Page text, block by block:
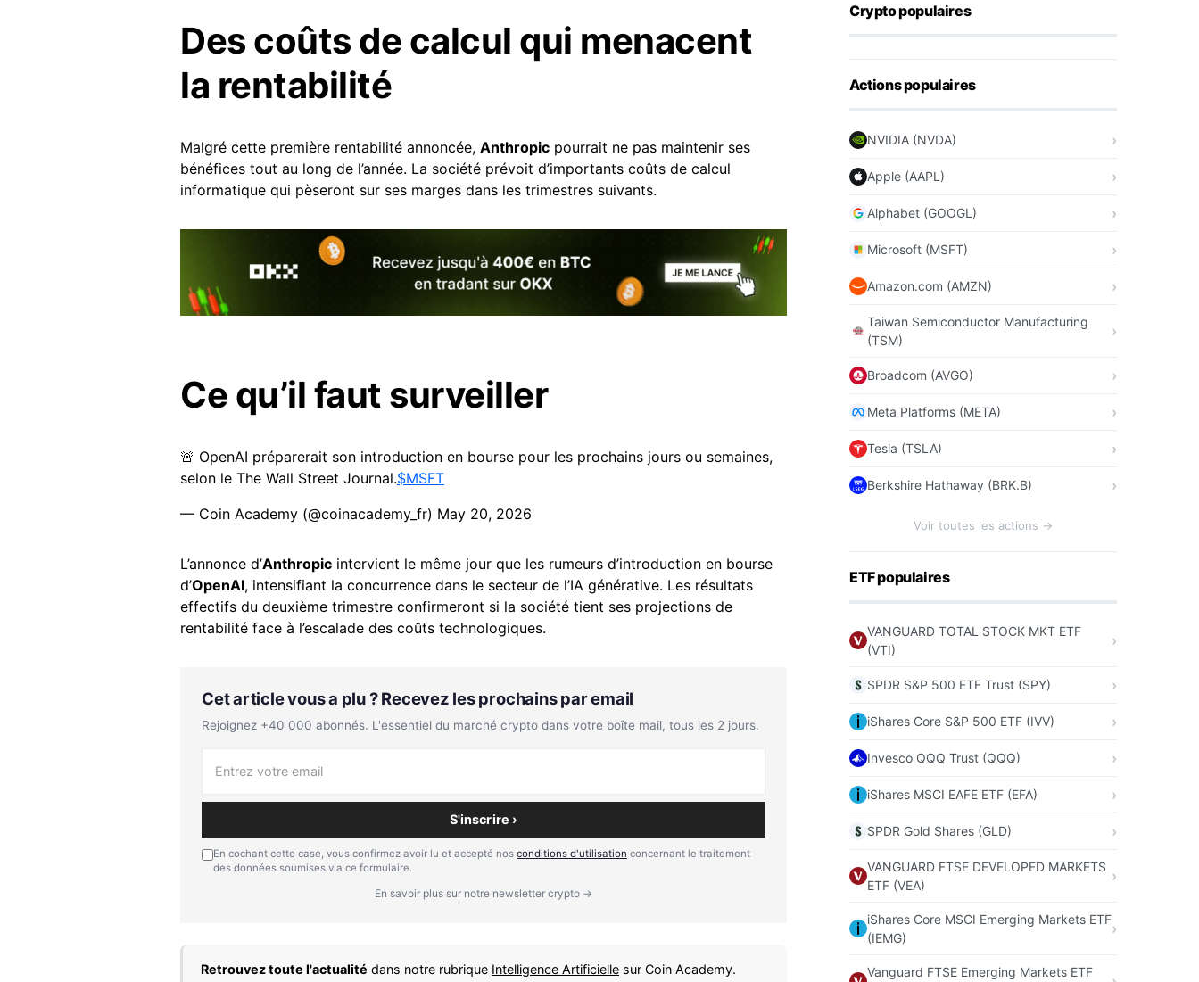
Des coûts de calcul qui menacent
la rentabilité
Malgré cette première rentabilité annoncée, Anthropic pourrait ne pas maintenir ses
bénéfices tout au long de l’année. La société prévoit d’importants coûts de calcul
informatique qui pèseront sur ses marges dans les trimestres suivants.
Ce qu’il faut surveiller
🚨 OpenAI préparerait son introduction en bourse pour les prochains jours ou semaines,
selon le The Wall Street Journal.$MSFT
— Coin Academy (@coinacademy_fr) May 20, 2026
L’annonce d’Anthropic intervient le même jour que les rumeurs d’introduction en bourse
d’OpenAI, intensifiant la concurrence dans le secteur de l’IA générative. Les résultats
effectifs du deuxième trimestre confirmeront si la société tient ses projections de
rentabilité face à l’escalade des coûts technologiques.
Cet article vous a plu ? Recevez les prochains par email
Rejoignez +40 000 abonnés. L'essentiel du marché crypto dans votre boîte mail, tous les 2 jours.
S'inscrire ›
En cochant cette case, vous confirmez avoir lu et accepté nos conditions d'utilisation concernant le traitement
des données soumises via ce formulaire.
En savoir plus sur notre newsletter crypto →
Retrouvez toute l'actualité dans notre rubrique Intelligence Artificielle sur Coin Academy.
Crypto populaires
Actions populaires
NVIDIA (NVDA)
Apple (AAPL)
Alphabet (GOOGL)
Microsoft (MSFT)
Amazon.com (AMZN)
Taiwan Semiconductor Manufacturing
(TSM)
Broadcom (AVGO)
Meta Platforms (META)
Tesla (TSLA)
Berkshire Hathaway (BRK.B)
Voir toutes les actions →
ETF populaires
VANGUARD TOTAL STOCK MKT ETF
(VTI)
SPDR S&P 500 ETF Trust (SPY)
iShares Core S&P 500 ETF (IVV)
Invesco QQQ Trust (QQQ)
iShares MSCI EAFE ETF (EFA)
SPDR Gold Shares (GLD)
VANGUARD FTSE DEVELOPED MARKETS
ETF (VEA)
iShares Core MSCI Emerging Markets ETF
(IEMG)
Vanguard FTSE Emerging Markets ETF